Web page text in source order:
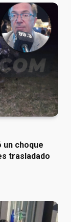
un choque
trasladado